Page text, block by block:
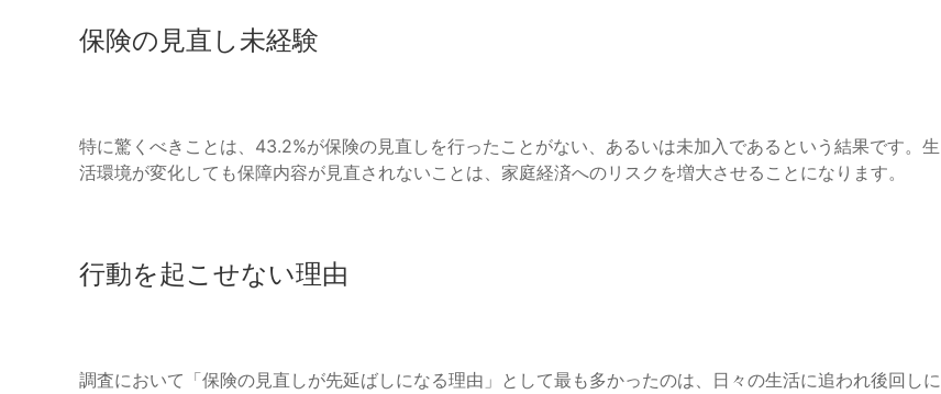
保険の見直し未経験
特に驚くべきことは、43.2%が保険の見直しを行ったことがない、あるいは未加入であるという結果です。生
活環境が変化しても保障内容が見直されないことは、家庭経済へのリスクを増大させることになります。
行動を起こせない理由
調査において「保険の見直しが先延ばしになる理由」として最も多かったのは、日々の生活に追われ後回しに